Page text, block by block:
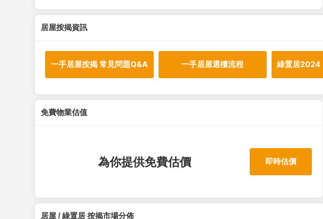
居屋按揭資訊
一手居屋按揭 常見問題Q&A 一手居屋選樓流程 綠置居2024
免費物業估值
為你提供免費估價 即時估價
居屋 / 綠置居 按揭市場分佈